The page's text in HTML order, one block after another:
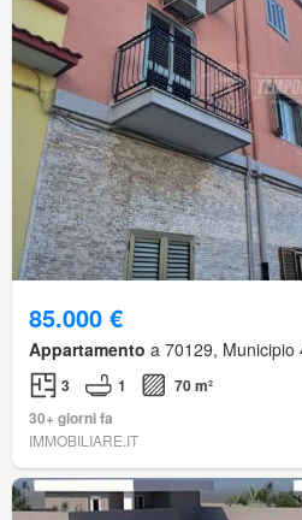
85.000 €
Appartamento a 70129, Municipio
3 1
70 m²
30+ giorni fa
IMMOBILIARE.IT